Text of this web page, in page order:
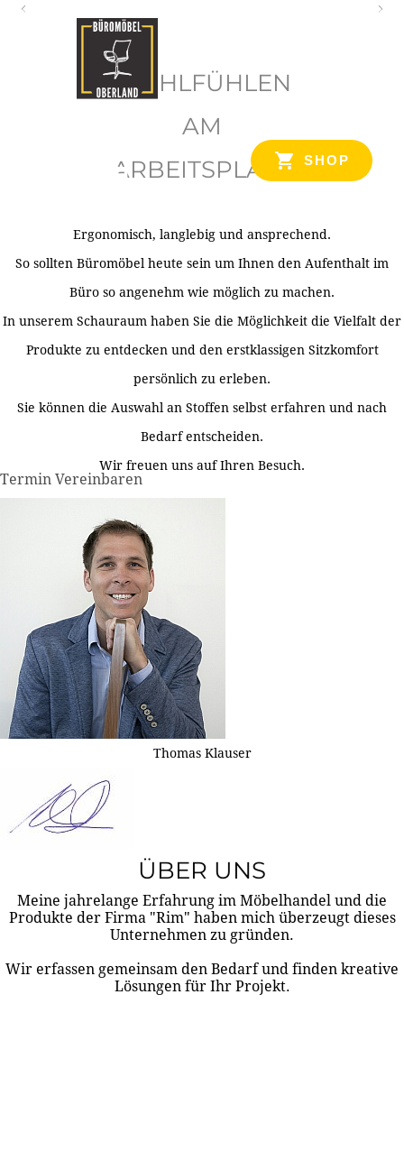
SHOP
WOHLFÜHLEN
AM
ARBEITSPLATZ
Ergonomisch, langlebig und ansprechend.
So sollten Büromöbel heute sein um Ihnen den Aufenthalt im
Büro so angenehm wie möglich zu machen.
In unserem Schauraum haben Sie die Möglichkeit die Vielfalt der
Produkte zu entdecken und den erstklassigen Sitzkomfort
persönlich zu erleben.
Sie können die Auswahl an Stoffen selbst erfahren und nach
Bedarf entscheiden.
Wir freuen uns auf Ihren Besuch.
Termin Vereinbaren
Thomas Klauser
ÜBER UNS
Meine jahrelange Erfahrung im Möbelhandel und die
Produkte der Firma "Rim" haben mich überzeugt dieses
Unternehmen zu gründen.
Wir erfassen gemeinsam den Bedarf und finden kreative
Lösungen für Ihr Projekt.